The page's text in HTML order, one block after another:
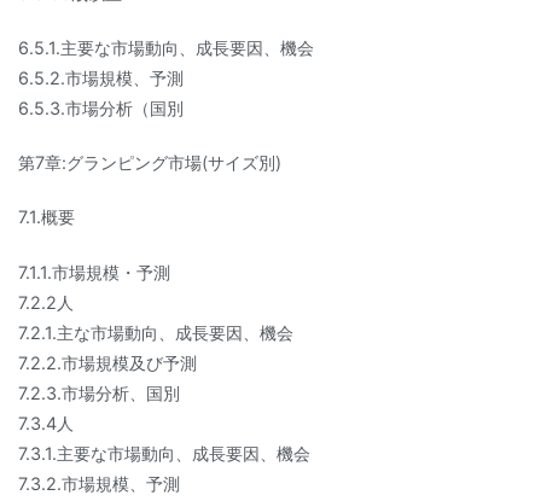
6.5.1.主要な市場動向、成長要因、機会
6.5.2.市場規模、予測
6.5.3.市場分析（国別
第7章:グランピング市場(サイズ別)
7.1.概要
7.1.1.市場規模・予測
7.2.2人
7.2.1.主な市場動向、成長要因、機会
7.2.2.市場規模及び予測
7.2.3.市場分析、国別
7.3.4人
7.3.1.主要な市場動向、成長要因、機会
7.3.2.市場規模、予測